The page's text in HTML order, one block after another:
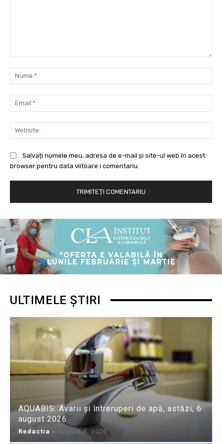
Salvați numele meu, adresa de e-mail și site-ul web în acest
browser pentru data viitoare i comentariu.
ULTIMELE ȘTIRI
AQUABIS: Avarii și întreruperi de apă, astăzi, 6
august 2026
Redactia - august 6, 2026